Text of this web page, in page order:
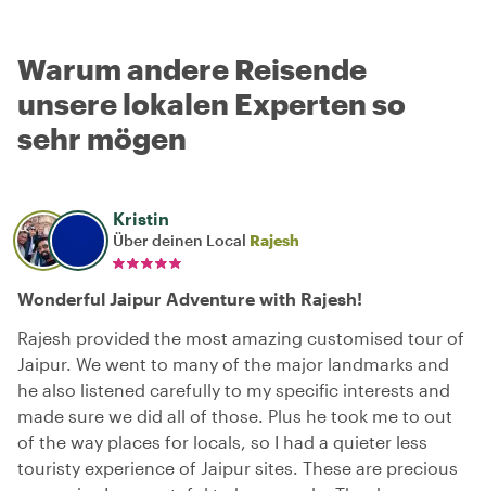
Warum andere Reisende
unsere lokalen Experten so
sehr mögen
Kristin
Über deinen Local Rajesh
Wonderful Jaipur Adventure with Rajesh!
Rajesh provided the most amazing customised tour of
Jaipur. We went to many of the major landmarks and
he also listened carefully to my specific interests and
made sure we did all of those. Plus he took me to out
of the way places for locals, so I had a quieter less
touristy experience of Jaipur sites. These are precious